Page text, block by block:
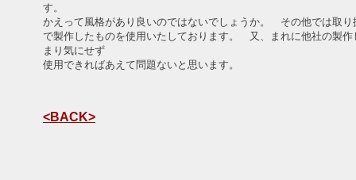
す。
かえって風格があり良いのではないでしょうか。 その他では取
で製作したものを使用いたしております。 又、まれに他社の製
まり気にせず
使用できればあえて問題ないと思います。
<BACK>